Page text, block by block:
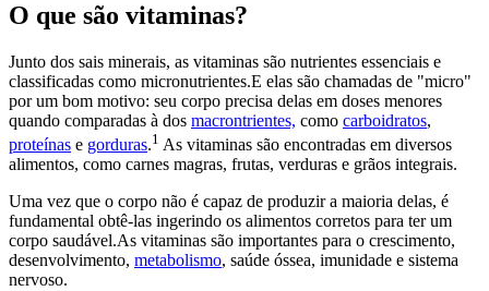
O que são vitaminas?
Junto dos sais minerais, as vitaminas são nutrientes essenciais e
classificadas como micronutrientes.E elas são chamadas de "micro"
por um bom motivo: seu corpo precisa delas em doses menores
quando comparadas à dos macrontrientes, como carboidratos,
proteínas e gorduras.1 As vitaminas são encontradas em diversos
alimentos, como carnes magras, frutas, verduras e grãos integrais.
Uma vez que o corpo não é capaz de produzir a maioria delas, é
fundamental obtê-las ingerindo os alimentos corretos para ter um
corpo saudável.As vitaminas são importantes para o crescimento,
desenvolvimento, metabolismo, saúde óssea, imunidade e sistema
nervoso.